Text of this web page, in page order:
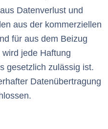
Datenverlust und
aus der kommerziellen
für aus dem Beizug
jede Haftung
gesetzlich zulässig ist.
Datenübertragung